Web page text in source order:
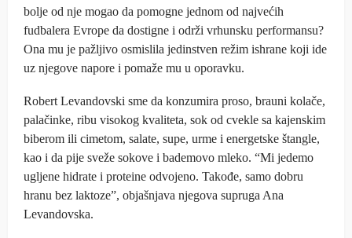
bolje od nje mogao da pomogne jednom od najvećih
fudbalera Evrope da dostigne i održi vrhunsku performansu?
Ona mu je pažljivo osmislila jedinstven režim ishrane koji ide
uz njegove napore i pomaže mu u oporavku.
Robert Levandovski sme da konzumira proso, brauni kolače,
palačinke, ribu visokog kvaliteta, sok od cvekle sa kajenskim
biberom ili cimetom, salate, supe, urme i energetske štangle,
kao i da pije sveže sokove i bademovo mleko. “Mi jedemo
ugljene hidrate i proteine odvojeno. Takođe, samo dobru
hranu bez laktoze”, objašnjava njegova supruga Ana
Levandovska.